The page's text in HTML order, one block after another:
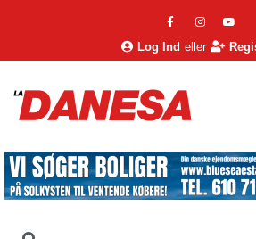
Log Ind eller